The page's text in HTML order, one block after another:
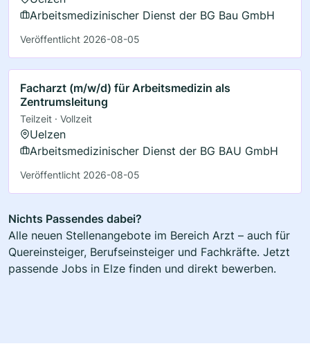
Arbeitsmedizinischer Dienst der BG Bau GmbH
Veröffentlicht 2026-08-05
Facharzt (m/w/d) für Arbeitsmedizin als
Zentrumsleitung
Teilzeit · Vollzeit
Uelzen
Arbeitsmedizinischer Dienst der BG BAU GmbH
Veröffentlicht 2026-08-05
Nichts Passendes dabei?
Alle neuen Stellenangebote im Bereich Arzt – auch für
Quereinsteiger, Berufseinsteiger und Fachkräfte. Jetzt
passende Jobs in Elze finden und direkt bewerben.